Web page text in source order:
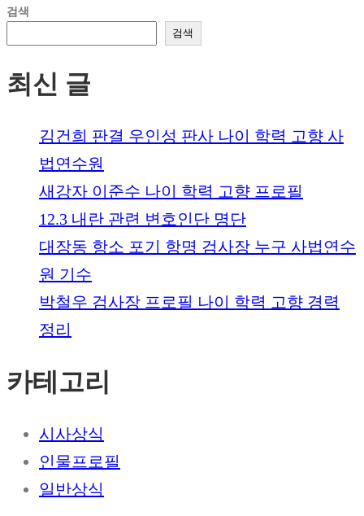
검색
검색
최신 글
김건희 판결 우인성 판사 나이 학력 고향 사
법연수원
새강자 이준수 나이 학력 고향 프로필
12.3 내란 관련 변호인단 명단
대장동 항소 포기 항명 검사장 누구 사법연수
원 기수
박철우 검사장 프로필 나이 학력 고향 경력
정리
카테고리
시사상식
인물프로필
일반상식